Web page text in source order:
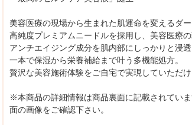
美容医療の現場から生まれた肌運命を変えるダー
高純度プレミアムニードルを採用し、美容医療
アンチエイジング成分を肌内部にしっかりと浸透
一本で保湿から栄養補給まで叶う多機能処方。
贅沢な美容施術体験をご自宅で実現していただけ
※本商品の詳細情報は商品裏面に記載されてい
面の画像をご確認下さい。